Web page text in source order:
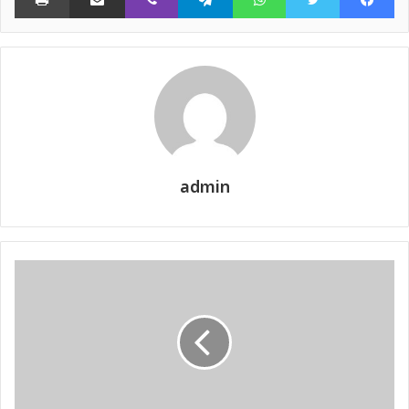
admin